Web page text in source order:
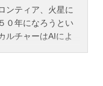
ンティア、火星に
０年になろうとい
ルチャーはAIによ